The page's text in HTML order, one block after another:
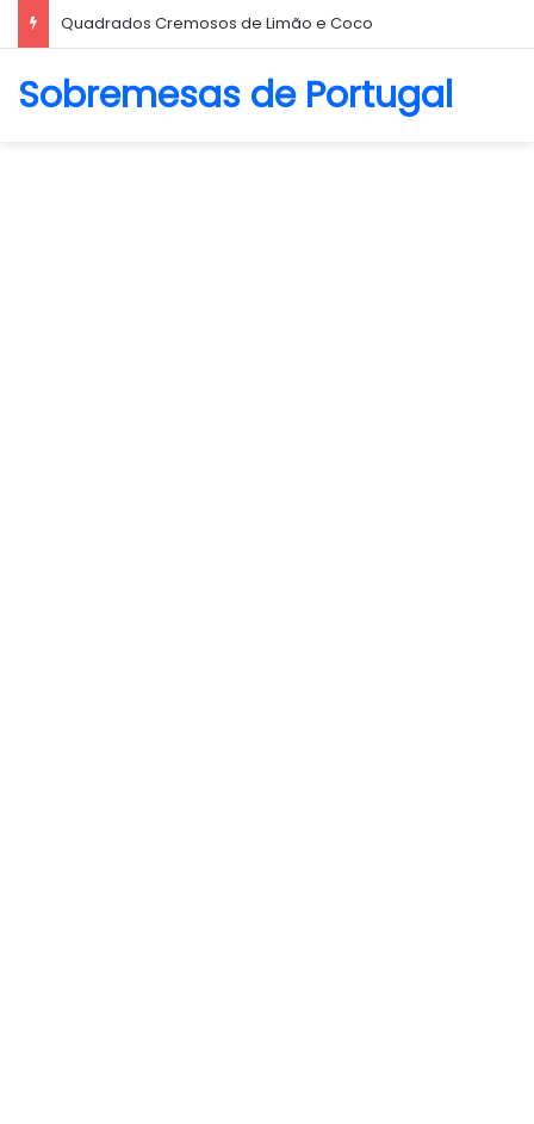
Quadrados Cremosos de Limão e Coco
Sobremesas de Portugal